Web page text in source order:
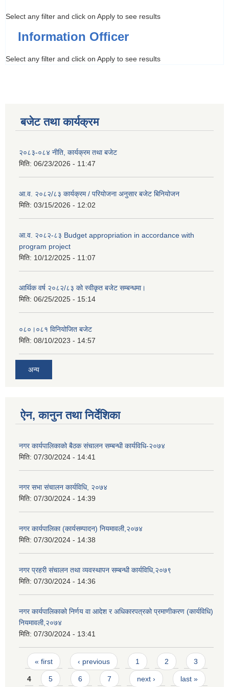
Select any filter and click on Apply to see results
Information Officer
Select any filter and click on Apply to see results
बजेट तथा कार्यक्रम
२०८३-०८४ नीति, कार्यक्रम तथा बजेट
मिति: 06/23/2026 - 11:47
आ.व. २०८२/८३ कार्यक्रम / परियोजना अनुसार बजेट बिनियोजन
मिति: 03/15/2026 - 12:02
आ.व. २०८२-८३ Budget appropriation in accordance with
program project
मिति: 10/12/2025 - 11:07
आर्थिक वर्ष २०८२/८३ को स्वीकृत बजेट सम्बन्धमा।
मिति: 06/25/2025 - 15:14
०८०।०८१ विनियोजित बजेट
मिति: 08/10/2023 - 14:57
अन्य
ऐन, कानुन तथा निर्देशिका
नगर कार्यपालिकाको बैठक संचालन सम्बन्धी कार्यविधि-२०७४
मिति: 07/30/2024 - 14:41
नगर सभा संचालन कार्यविधि, २०७४
मिति: 07/30/2024 - 14:39
नगर कार्यपालिका (कार्यसम्पादन) नियमावली,२०७४
मिति: 07/30/2024 - 14:38
नगर प्रहरी संचालन तथा व्यवस्थापन सम्बन्धी कार्यविधि,२०७९
मिति: 07/30/2024 - 14:36
नगर कार्यपालिकाको निर्णय वा आदेश र अधिकारपत्रको प्रमाणीकरण (कार्यविधि)
नियमावली,२०७४
मिति: 07/30/2024 - 13:41
Pages
« first ‹ previous 1 2 3
4 5 6 7 next › last »